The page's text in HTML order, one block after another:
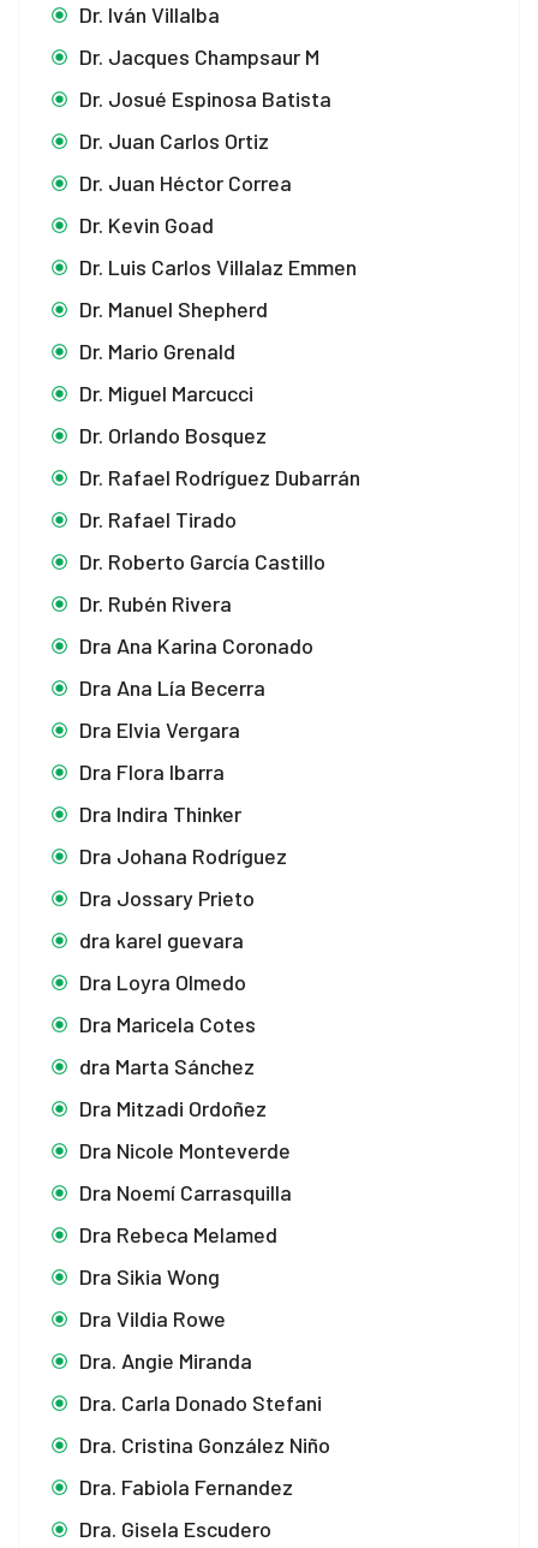
Dr. Iván Villalba
Dr. Jacques Champsaur M
Dr. Josué Espinosa Batista
Dr. Juan Carlos Ortiz
Dr. Juan Héctor Correa
Dr. Kevin Goad
Dr. Luis Carlos Villalaz Emmen
Dr. Manuel Shepherd
Dr. Mario Grenald
Dr. Miguel Marcucci
Dr. Orlando Bosquez
Dr. Rafael Rodríguez Dubarrán
Dr. Rafael Tirado
Dr. Roberto García Castillo
Dr. Rubén Rivera
Dra Ana Karina Coronado
Dra Ana Lía Becerra
Dra Elvia Vergara
Dra Flora Ibarra
Dra Indira Thinker
Dra Johana Rodríguez
Dra Jossary Prieto
dra karel guevara
Dra Loyra Olmedo
Dra Maricela Cotes
dra Marta Sánchez
Dra Mitzadi Ordoñez
Dra Nicole Monteverde
Dra Noemí Carrasquilla
Dra Rebeca Melamed
Dra Sikia Wong
Dra Vildia Rowe
Dra. Angie Miranda
Dra. Carla Donado Stefani
Dra. Cristina González Niño
Dra. Fabiola Fernandez
Dra. Gisela Escudero